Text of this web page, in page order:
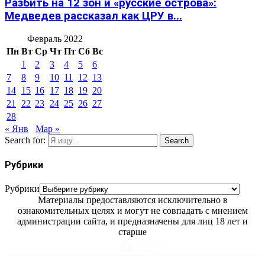
Разбить на 12 зон и «русские острова»:
Медведев рассказал как ЦРУ в...
Февраль 2022
Пн Вт Ср Чт Пт Сб Вс
1
2 3 4 5
6
7
8 9 10 11 12 13
14 15 16 17 18 19 20
21
22 23 24 25 26 27
28
« Янв
Мар »
Search for:
Search
Рубрики
Рубрики
Материалы предоставляются исключительно в
ознакомительных целях и могут не совпадать с мнением
администрации сайта, и предназначены для лиц 18 лет и
старше